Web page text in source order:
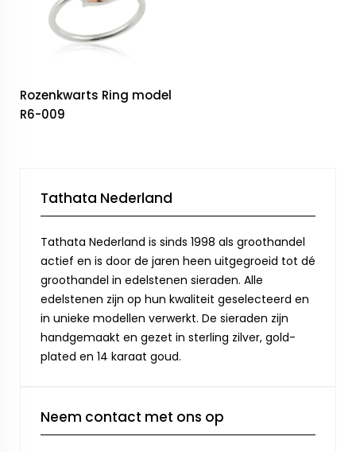
Rozenkwarts Ring model
R6-009
Tathata Nederland
Tathata Nederland is sinds 1998 als groothandel
actief en is door de jaren heen uitgegroeid tot dé
groothandel in edelstenen sieraden. Alle
edelstenen zijn op hun kwaliteit geselecteerd en
in unieke modellen verwerkt. De sieraden zijn
handgemaakt en gezet in sterling zilver, gold-
plated en 14 karaat goud.
Neem contact met ons op